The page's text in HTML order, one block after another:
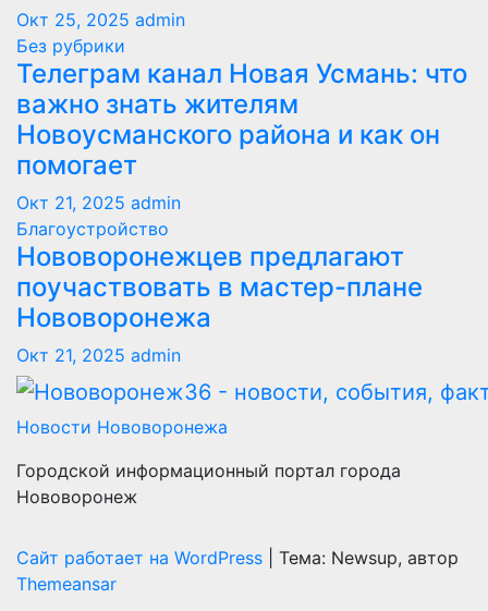
Окт 25, 2025 admin
Без рубрики
Телеграм канал Новая Усмань: что
важно знать жителям
Новоусманского района и как он
помогает
Окт 21, 2025 admin
Благоустройство
Нововоронежцев предлагают
поучаствовать в мастер-плане
Нововоронежа
Окт 21, 2025 admin
Новости Нововоронежа
Городской информационный портал города
Нововоронеж
Сайт работает на WordPress
Тема: Newsup, автор
Themeansar